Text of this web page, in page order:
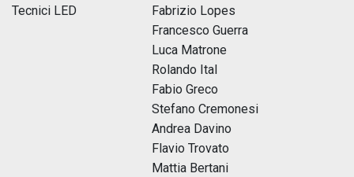
Tecnici LED
Fabrizio Lopes
Francesco Guerra
Luca Matrone
Rolando Ital
Fabio Greco
Stefano Cremonesi
Andrea Davino
Flavio Trovato
Mattia Bertani